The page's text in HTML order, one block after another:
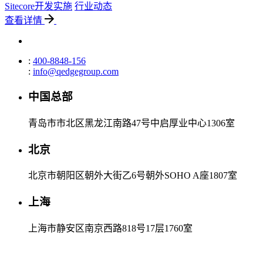
Sitecore开发实施 行业动态
查看详情
: 400-8848-156
: info@qedgegroup.com
中国总部
青岛市市北区黑龙江南路47号中启厚业中心1306室
北京
北京市朝阳区朝外大街乙6号朝外SOHO A座1807室
上海
上海市静安区南京西路818号17层1760室